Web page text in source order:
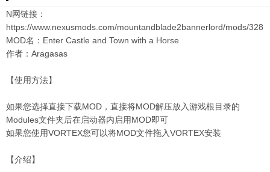
N网链接：
https://www.nexusmods.com/mountandblade2bannerlord/mods/328
MOD名：Enter Castle and Town with a Horse
作者：Aragasas
【使用方法】
如果您选择直接下载MOD，直接将MOD解压放入游戏根目录的
Modules文件夹后在启动器内启用MOD即可
如果您使用VORTEX您可以将MOD文件拖入VORTEX安装
【介绍】